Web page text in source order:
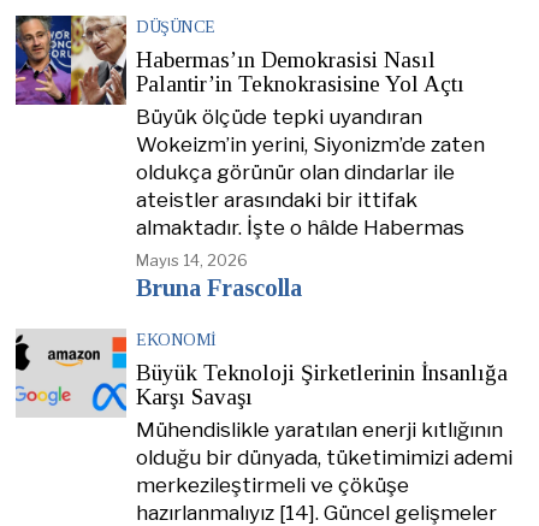
DÜŞÜNCE
Habermas’ın Demokrasisi Nasıl
Palantir’in Teknokrasisine Yol Açtı
Büyük ölçüde tepki uyandıran
Wokeizm’in yerini, Siyonizm’de zaten
oldukça görünür olan dindarlar ile
ateistler arasındaki bir ittifak
almaktadır. İşte o hâlde Habermas
Mayıs 14, 2026
Bruna Frascolla
EKONOMI
Büyük Teknoloji Şirketlerinin İnsanlığa
Karşı Savaşı
Mühendislikle yaratılan enerji kıtlığının
olduğu bir dünyada, tüketimimizi ademi
merkezileştirmeli ve çöküşe
hazırlanmalıyız [14]. Güncel gelişmeler